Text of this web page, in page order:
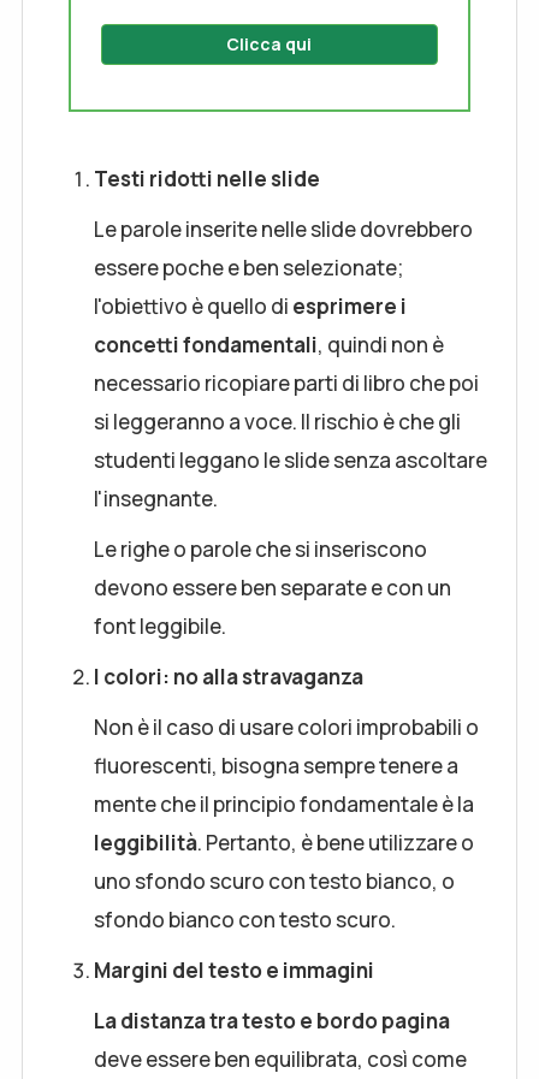
Clicca qui
Testi ridotti nelle slide
Le parole inserite nelle slide dovrebbero
essere poche e ben selezionate;
l'obiettivo è quello di esprimere i
concetti fondamentali, quindi non è
necessario ricopiare parti di libro che poi
si leggeranno a voce. Il rischio è che gli
studenti leggano le slide senza ascoltare
l'insegnante.
Le righe o parole che si inseriscono
devono essere ben separate e con un
font leggibile.
I colori: no alla stravaganza
Non è il caso di usare colori improbabili o
fluorescenti, bisogna sempre tenere a
mente che il principio fondamentale è la
leggibilità. Pertanto, è bene utilizzare o
uno sfondo scuro con testo bianco, o
sfondo bianco con testo scuro.
Margini del testo e immagini
La distanza tra testo e bordo pagina
deve essere ben equilibrata, così come